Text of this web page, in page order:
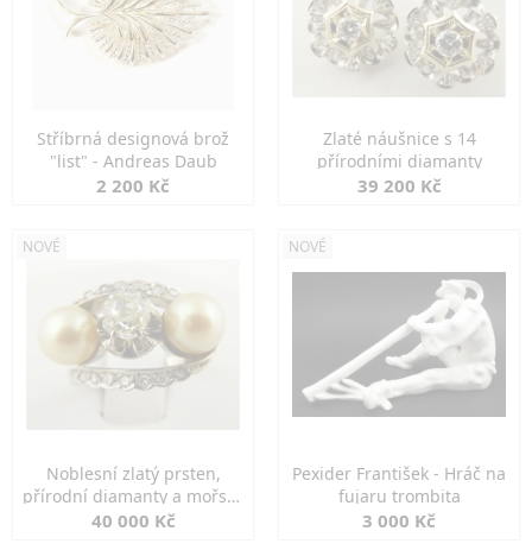
Stříbrná designová brož
"list" - Andreas Daub
2 200 Kč
Zlaté náušnice s 14
přírodními diamanty
39 200 Kč
NOVÉ
Noblesní zlatý prsten,
přírodní diamanty a mořské
perly
40 000 Kč
NOVÉ
Pexider František - Hráč na
fujaru trombita
3 000 Kč